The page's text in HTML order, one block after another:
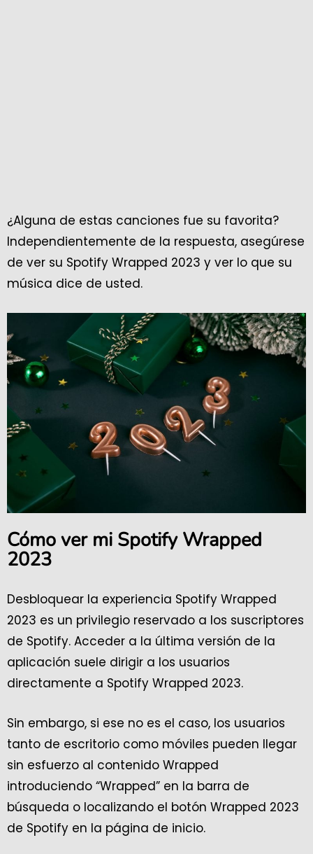
¿Alguna de estas canciones fue su favorita?
Independientemente de la respuesta, asegúrese
de ver su Spotify Wrapped 2023 y ver lo que su
música dice de usted.
Cómo ver mi Spotify Wrapped
2023
Desbloquear la experiencia Spotify Wrapped
2023 es un privilegio reservado a los suscriptores
de Spotify. Acceder a la última versión de la
aplicación suele dirigir a los usuarios
directamente a Spotify Wrapped 2023.
Sin embargo, si ese no es el caso, los usuarios
tanto de escritorio como móviles pueden llegar
sin esfuerzo al contenido Wrapped
introduciendo “Wrapped” en la barra de
búsqueda o localizando el botón Wrapped 2023
de Spotify en la página de inicio.